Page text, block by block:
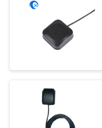
समाचार
जीपीएस